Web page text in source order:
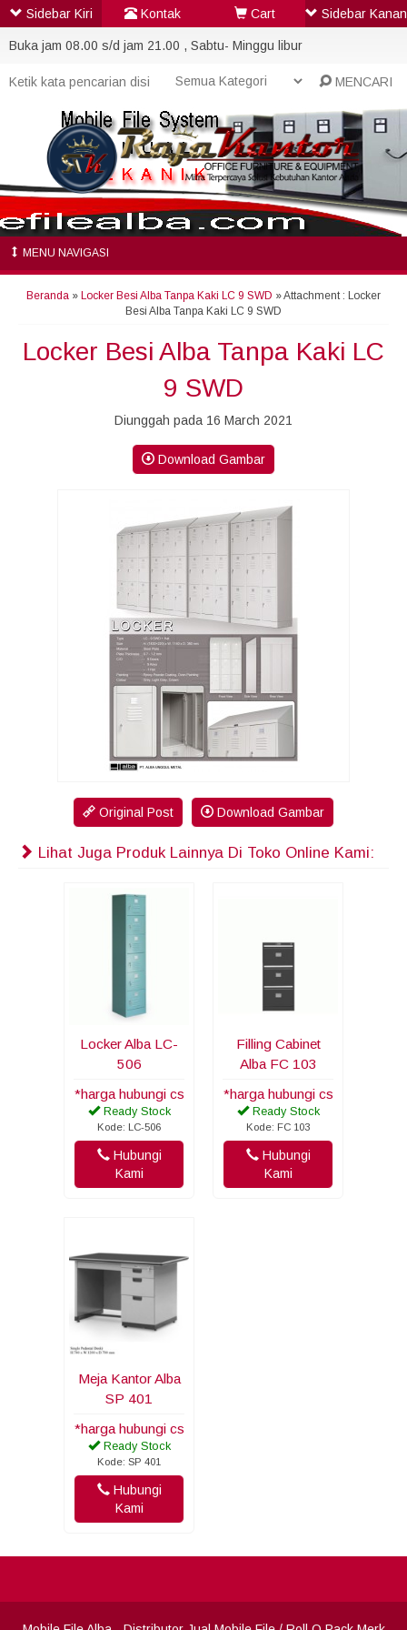
Buka jam 08.00 s/d jam 21.00 , Sabtu- Minggu libur
MENCARI
MENU NAVIGASI
Beranda » Locker Besi Alba Tanpa Kaki LC 9 SWD » Attachment : Locker
Besi Alba Tanpa Kaki LC 9 SWD
Locker Besi Alba Tanpa Kaki LC
9 SWD
Diunggah pada 16 March 2021
Download Gambar
Original Post Download Gambar
Lihat Juga Produk Lainnya Di Toko Online Kami:
Locker Alba LC-
506
*harga hubungi cs
Ready Stock
Kode: LC-506
Hubungi
Kami
Filling Cabinet
Alba FC 103
*harga hubungi cs
Ready Stock
Kode: FC 103
Hubungi
Kami
Meja Kantor Alba
SP 401
*harga hubungi cs
Ready Stock
Kode: SP 401
Hubungi
Kami
Sidebar Kiri Kontak Cart Sidebar Kanan